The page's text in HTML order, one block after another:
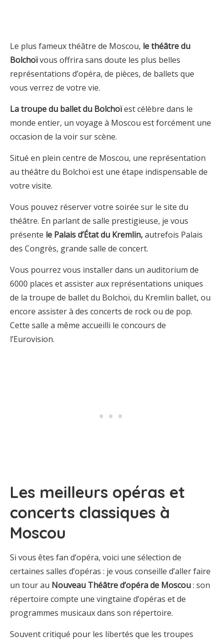
Le plus fameux théâtre de Moscou, le théâtre du
Bolchoïvous offrira sans doute les plus belles
représentations d’opéra, de pièces, de ballets que
vous verrez de votre vie.
La troupe du ballet du Bolchoïest célèbre dans le
monde entier, un voyage à Moscou est forcément une
occasion de la voir sur scène.
Situé en plein centre de Moscou, une représentation
au théâtre du Bolchoï est une étape indispensable de
votre visite.
Vous pouvez réserver votre soirée sur le site du
théâtre. En parlant de salle prestigieuse, je vous
présente le Palais d’État du Kremlin,autrefois Palais
des Congrès, grande salle de concert.
Vous pourrez vous installer dans un auditorium de
6000 places et assister aux représentations uniques
de la troupe de ballet du Bolchoï, du Kremlin ballet, ou
encore assister à des concerts de rock ou de pop.
Cette salle a même accueilli le concours de
l’Eurovision.
Les meilleurs opéras et
concerts classiques à
Moscou
Si vous êtes fan d’opéra, voici une sélection de
certaines salles d’opéras : je vous conseille d’aller faire
un tour au Nouveau Théâtre d’opéra de Moscou: son
répertoire compte une vingtaine d’opéras et de
programmes musicaux dans son répertoire.
Souvent critiqué pour les libertés que les troupes